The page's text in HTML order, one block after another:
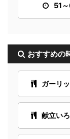
51
おすすめの
ガーリ
献立い